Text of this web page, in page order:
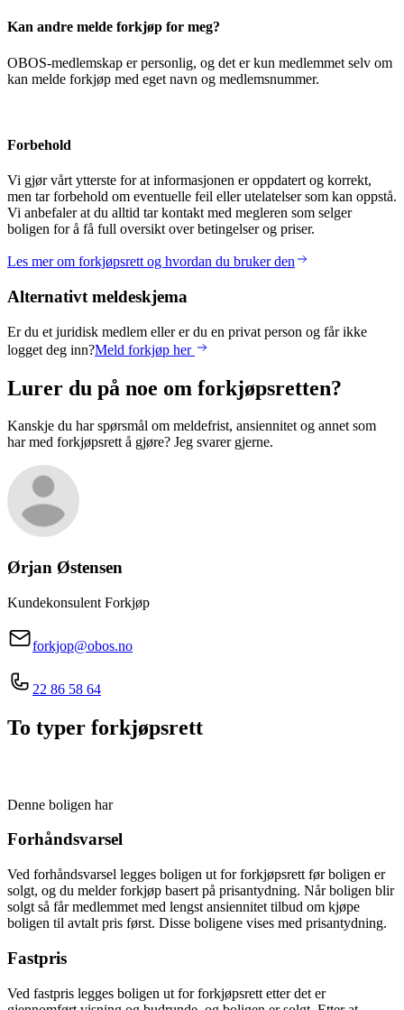
Kan andre melde forkjøp for meg?
OBOS-medlemskap er personlig, og det er kun medlemmet selv om
kan melde forkjøp med eget navn og medlemsnummer.
Forbehold
Vi gjør vårt ytterste for at informasjonen er oppdatert og korrekt,
men tar forbehold om eventuelle feil eller utelatelser som kan oppstå.
Vi anbefaler at du alltid tar kontakt med megleren som selger
boligen for å få full oversikt over betingelser og priser.
Les mer om forkjøpsrett og hvordan du bruker den
Alternativt meldeskjema
Er du et juridisk medlem eller er du en privat person og får ikke
logget deg inn?Meld forkjøp her
Lurer du på noe om forkjøpsretten?
Kanskje du har spørsmål om meldefrist, ansiennitet og annet som
har med forkjøpsrett å gjøre? Jeg svarer gjerne.
Ørjan Østensen
Kundekonsulent Forkjøp
forkjop@obos.no
22 86 58 64
To typer forkjøpsrett
Denne boligen har
Forhåndsvarsel
Ved forhåndsvarsel legges boligen ut for forkjøpsrett før boligen er
solgt, og du melder forkjøp basert på prisantydning. Når boligen blir
solgt så får medlemmet med lengst ansiennitet tilbud om kjøpe
boligen til avtalt pris først. Disse boligene vises med prisantydning.
Fastpris
Ved fastpris legges boligen ut for forkjøpsrett etter det er